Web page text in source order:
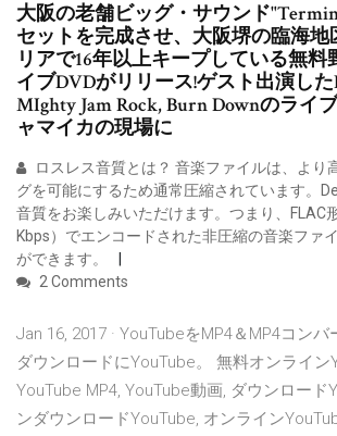
大阪の老舗ビッグ・サウンド
セットを完成させ、大阪堺の臨海
リアで16年以上キープしている無料
イブDVDがリリース!ゲスト出演した
MIghty Jam Rock, Burn Downのライ
ャマイカの現場に
ロスレス音質とは？ 音楽ファイルは、より
グを可能にするため通常圧縮されています。
音質をお楽しみいただけます。つまり、FLAC
Kbps）でエンコードされた非圧縮の音楽ファ
ができます。
2 Comments
Jan 16, 2017 · YouTubeをMP4＆MP4コン
ダウンロードにYouTube。 無料オンライン
YouTube MP4, YouTube動画, ダウンロード
ンダウンロードYouTube, オンライン